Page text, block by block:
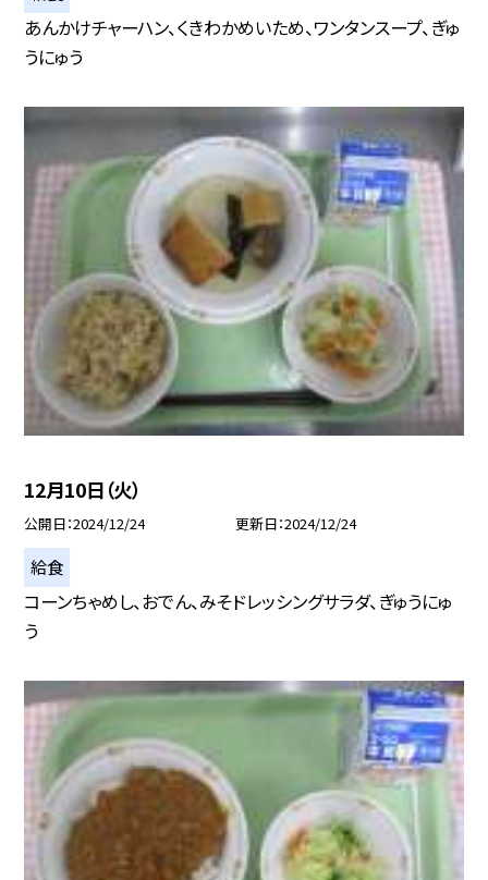
あんかけチャーハン、くきわかめいため、ワンタンスープ、ぎゅ
うにゅう
12月10日（火）
公開日 2024/12/24 更新日 2024/12/24
給食
コーンちゃめし、おでん、みそドレッシングサラダ、ぎゅうにゅ
う